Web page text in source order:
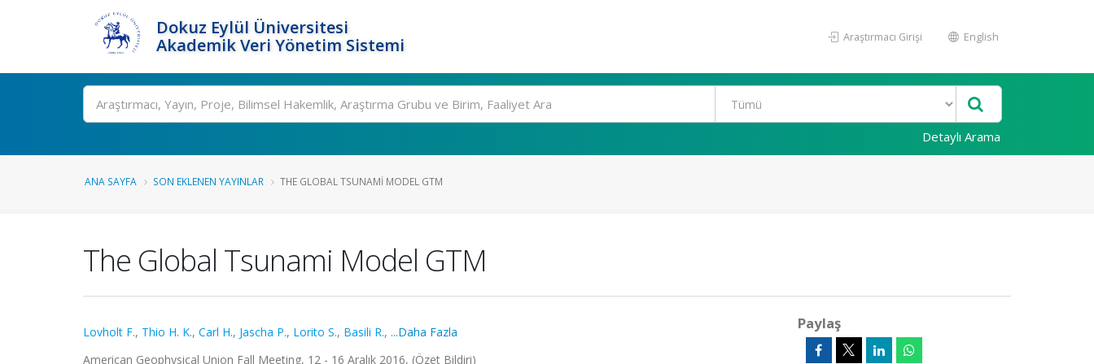
Dokuz Eylül Üniversitesi
Akademik Veri Yönetim Sistemi
Araştırmacı Girişi English
Ara
Detaylı Arama
ANA SAYFA SON EKLENEN YAYINLAR THE GLOBAL TSUNAMI MODEL GTM
The Global Tsunami Model GTM
Lovholt F., Thio H. K., Carl H., Jascha P., Lorito S., Basili R., ...Daha Fazla
American Geophysical Union Fall Meeting, 12 - 16 Aralık 2016, (Özet Bildiri)
Paylaş